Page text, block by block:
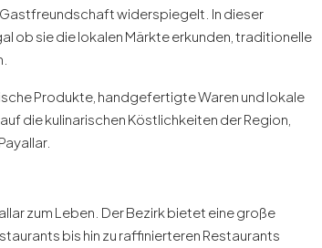
widerspiegelt. In dieser
ob sie die lokalen Märkte erkunden, traditionelle
Produkte, handgefertigte Waren und lokale
die kulinarischen Köstlichkeiten der Region,
zum Leben. Der Bezirk bietet eine große
bis hin zu raffinierteren Restaurants